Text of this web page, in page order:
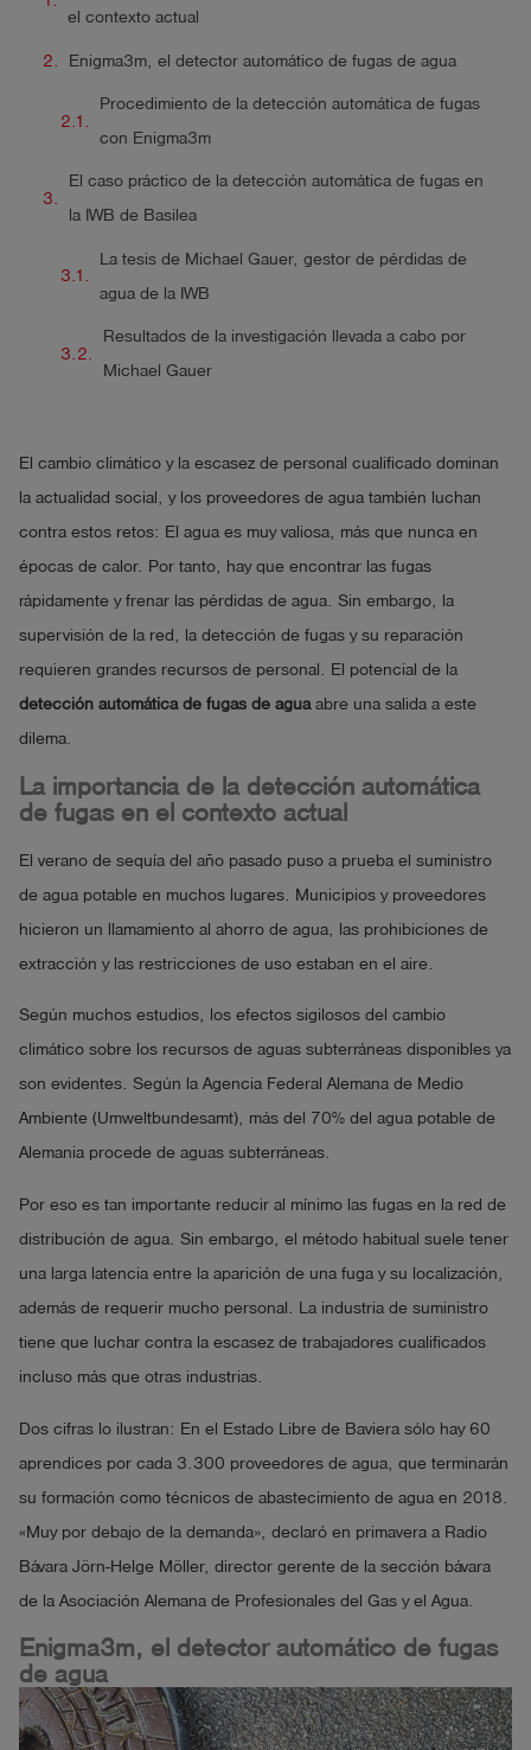
el contexto actual
Enigma3m, el detector automático de fugas de agua
Procedimiento de la detección automática de fugas
con Enigma3m
El caso práctico de la detección automática de fugas en
la IWB de Basilea
La tesis de Michael Gauer, gestor de pérdidas de
agua de la IWB
Resultados de la investigación llevada a cabo por
Michael Gauer
El cambio climático y la escasez de personal cualificado dominan
la actualidad social, y los proveedores de agua también luchan
contra estos retos: El agua es muy valiosa, más que nunca en
épocas de calor. Por tanto, hay que encontrar las fugas
rápidamente y frenar las pérdidas de agua. Sin embargo, la
supervisión de la red, la detección de fugas y su reparación
requieren grandes recursos de personal. El potencial de la
detección automática de fugas de aguaabre una salida a este
dilema.
La importancia de la detección automática
de fugas en el contexto actual
El verano de sequía del año pasado puso a prueba el suministro
de agua potable en muchos lugares. Municipios y proveedores
hicieron un llamamiento al ahorro de agua, las prohibiciones de
extracción y las restricciones de uso estaban en el aire.
Según muchos estudios, los efectos sigilosos del cambio
climático sobre los recursos de aguas subterráneas disponibles ya
son evidentes. Según la Agencia Federal Alemana de Medio
Ambiente (Umweltbundesamt), más del 70% del agua potable de
Alemania procede de aguas subterráneas.
Por eso es tan importante reducir al mínimo las fugas en la red de
distribución de agua. Sin embargo, el método habitual suele tener
una larga latencia entre la aparición de una fuga y su localización,
además de requerir mucho personal. La industria de suministro
tiene que luchar contra la escasez de trabajadores cualificados
incluso más que otras industrias.
Dos cifras lo ilustran: En el Estado Libre de Baviera sólo hay 60
aprendices por cada 3.300 proveedores de agua, que terminarán
su formación como técnicos de abastecimiento de agua en 2018.
«Muy por debajo de la demanda», declaró en primavera a Radio
Bávara Jörn-Helge Möller, director gerente de la sección bávara
de la Asociación Alemana de Profesionales del Gas y el Agua.
Enigma3m, el detector automático de fugas
de agua